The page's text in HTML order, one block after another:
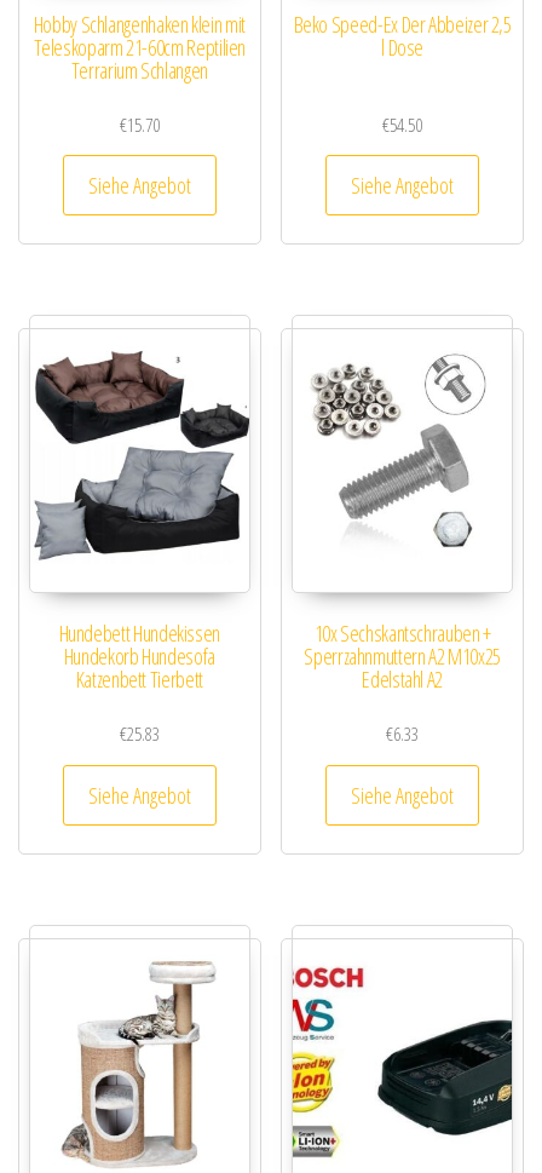
Hobby Schlangenhaken klein mit
Teleskoparm 21-60cm Reptilien
Terrarium Schlangen
€15.70
Siehe Angebot
Beko Speed-Ex Der Abbeizer 2,5
l Dose
€54.50
Siehe Angebot
Hundebett Hundekissen
Hundekorb Hundesofa
Katzenbett Tierbett
€25.83
Siehe Angebot
10x Sechskantschrauben +
Sperrzahnmuttern A2 M10x25
Edelstahl A2
€6.33
Siehe Angebot